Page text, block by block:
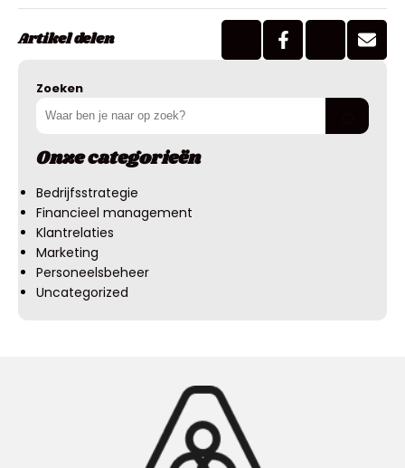
Artikel delen
Zoeken
Onze categorieën
Bedrijfsstrategie
Financieel management
Klantrelaties
Marketing
Personeelsbeheer
Uncategorized